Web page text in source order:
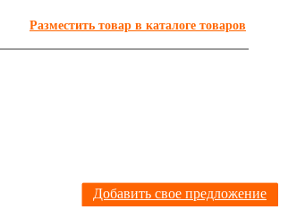
Разместить товар в каталоге товаров
Добавить свое предложение